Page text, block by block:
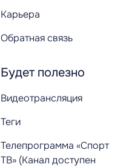
Карьера
Обратная связь
Будет полезно
Видеотрансляция
Теги
Телепрограмма «Спорт
ТВ» (Канал доступен